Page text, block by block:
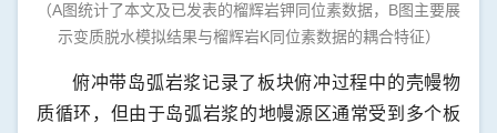
（A图统计了本文及已发表的榴辉岩钾同位素数据，B图主要展
示变质脱水模拟结果与榴辉岩K同位素数据的耦合特征）
俯冲带岛弧岩浆记录了板块俯冲过程中的壳幔物
质循环，但由于岛弧岩浆的地幔源区通常受到多个板